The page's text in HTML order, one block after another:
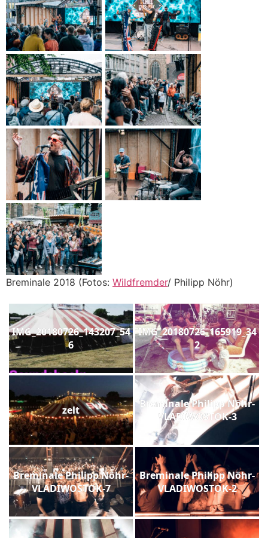
Breminale 2018 (Fotos: Wildfremder/ Philipp Nöhr)
IMG_20180726_143207_54
6
IMG_20180726_165919_34
2
zelt
Breminale Philipp Nöhr-
VLADIWOSTOK-3
Breminale Philipp Nöhr-
VLADIWOSTOK-7
Breminale Philipp Nöhr-
VLADIWOSTOK-2